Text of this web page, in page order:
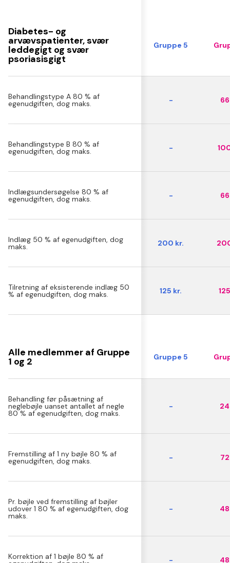
Diabetes- og
arvævspatienter, svær
leddegigt og svær
psoriasisgigt
Gruppe 5
Behandlingstype A 80 % af
egenudgiften, dog maks. -
Behandlingstype B 80 % af
egenudgiften, dog maks. -
Indlægsundersøgelse 80 % af
egenudgiften, dog maks. -
Indlæg 50 % af egenudgiften, dog
maks. 200 kr.
Tilretning af eksisterende indlæg 50
% af egenudgiften, dog maks. 125 kr.
Alle medlemmer af Gruppe
1 og 2 Gruppe 5
Behandling før påsætning af
neglebøjle uanset antallet af negle
80 % af egenudgiften, dog maks.
-
Fremstilling af 1 ny bøjle 80 % af
egenudgiften, dog maks. -
Pr. bøjle ved fremstilling af bøjler
udover 1 80 % af egenudgiften, dog
maks.
-
Korrektion af 1 bøjle 80 % af -